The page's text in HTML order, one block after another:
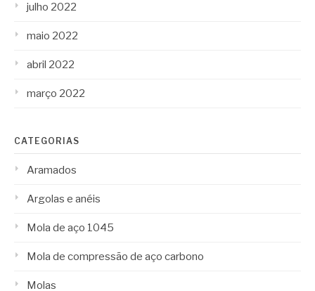
julho 2022
maio 2022
abril 2022
março 2022
CATEGORIAS
Aramados
Argolas e anéis
Mola de aço 1045
Mola de compressão de aço carbono
Molas